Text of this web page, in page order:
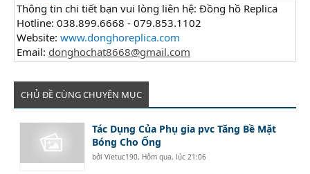
Thông tin chi tiết bạn vui lòng liên hệ: Đồng hồ Replica
Hotline: 038.899.6668 - 079.853.1102
Website: www.donghoreplica.com
Email: donghochat8668@gmail.com
CHỦ ĐỀ CÙNG CHUYÊN MỤC
Tác Dụng Của Phụ gia pvc Tăng Bề Mặt
Bóng Cho Ống
bởiVietuc190, Hôm qua, lúc 21:06